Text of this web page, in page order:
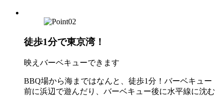
徒歩1分で東京湾！
映えバーベキューできます
BBQ場から海まではなんと、徒歩1分！バーベキュー
前に浜辺で遊んだり、バーベキュー後に水平線に沈む